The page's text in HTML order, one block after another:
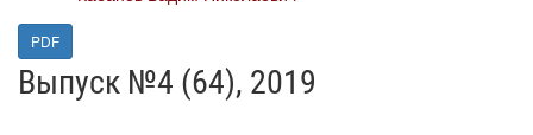
PDF
Выпуск №4 (64), 2019